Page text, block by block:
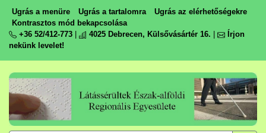
Ugrás a menüre Ugrás a tartalomra
Ugrás az elérhetőségekre
Kontrasztos mód bekapcsolása
+36 52/412-773
4025 Debrecen, Külsővásártér 16.
Írjon
nekünk levelet!